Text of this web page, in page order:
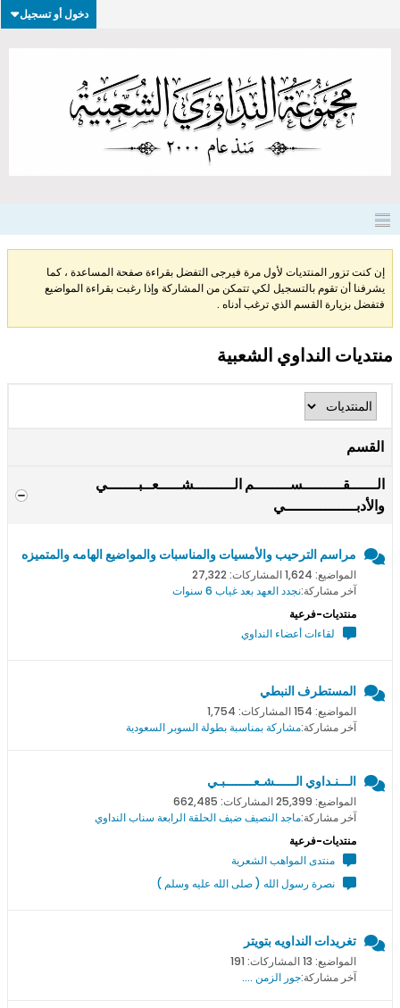
دخول أو تسجيل
إن كنت تزور المنتديات لأول مرة فيرجى التفضل بقراءة صفحة المساعدة ، كما
يشرفنا أن تقوم بالتسجيل لكي تتمكن من المشاركة وإذا رغبت بقراءة المواضيع
فتفضل بزيارة القسم الذي ترغب أدناه .
منتديات النداوي الشعبية
القسم
الــــــقـــــــــســــــــم الـــــــــشـــــعــبـــــــي
والأدبــــــــــــــــي
مراسم الترحيب والأمسيات والمناسبات والمواضيع الهامه والمتميزه
المواضيع: 1,624 المشاركات: 27,322
آخر مشاركة:نجدد العهد بعد غياب 6 سنوات
منتديات-فرعية
لقاءات أعضاء النداوي
المستطرف النبطي
المواضيع: 154 المشاركات: 1,754
آخر مشاركة:مشاركة بمناسبة بطولة السوبر السعودية
الـــنـداوي الــــــشـعــــــــبـي
المواضيع: 25,399 المشاركات: 662,485
آخر مشاركة:ماجد النصيف ضيف الحلقة الرابعة سناب النداوي
منتديات-فرعية
منتدى المواهب الشعرية
نصرة رسول الله ( صلى الله عليه وسلم )
تغريدات النداويه بتويتر
المواضيع: 13 المشاركات: 191
آخر مشاركة:جور الزمن ....